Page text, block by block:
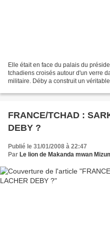
Elle était en face du palais du
tchadiens croisés autour d'un verre
militaire. Déby a construit un
FRANCE/TCHAD :
DEBY ?
Publié le 31/01/2008 à 22:47
Par Le lion de Makanda mwan